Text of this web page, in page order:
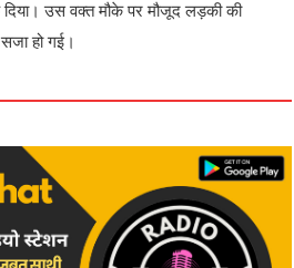
उस वक्त मौके पर मौजूद लड़की की
हो गई।